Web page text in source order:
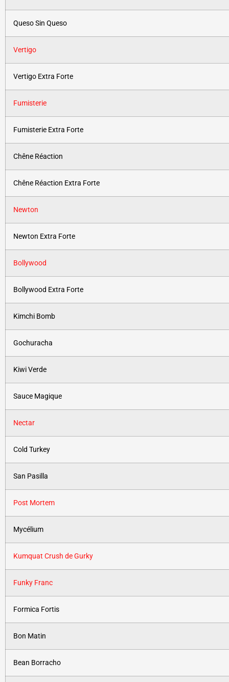
Queso Sin Queso
Vertigo
Vertigo Extra Forte
Fumisterie
Fumisterie Extra Forte
Chêne Réaction
Chêne Réaction Extra Forte
Newton
Newton Extra Forte
Bollywood
Bollywood Extra Forte
Kimchi Bomb
Gochuracha
Kiwi Verde
Sauce Magique
Nectar
Cold Turkey
San Pasilla
Post Mortem
Mycélium
Kumquat Crush de Gurky
Funky Franc
Formica Fortis
Bon Matin
Bean Borracho